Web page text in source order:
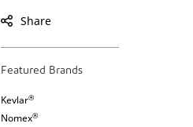
Share
Featured Brands
Kevlar®
Nomex®